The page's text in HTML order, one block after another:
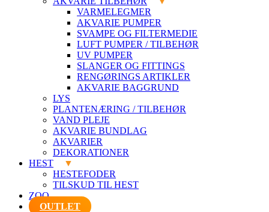
VARMELEGMER
AKVARIE PUMPER
SVAMPE OG FILTERMEDIE
LUFT PUMPER / TILBEHØR
UV PUMPER
SLANGER OG FITTINGS
RENGØRINGS ARTIKLER
AKVARIE BAGGRUND
LYS
PLANTENÆRING / TILBEHØR
VAND PLEJE
AKVARIE BUNDLAG
AKVARIER
DEKORATIONER
HEST
HESTEFODER
TILSKUD TIL HEST
ZOO
OUTLET